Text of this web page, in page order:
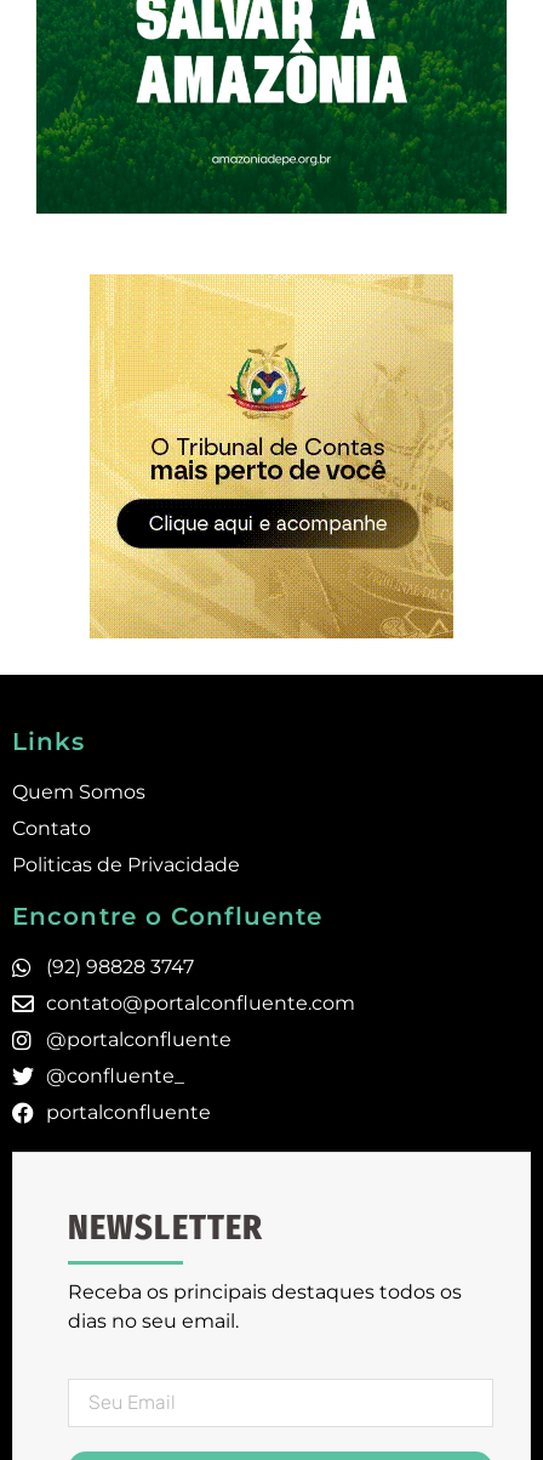
Links
Quem Somos
Contato
Politicas de Privacidade
Encontre o Confluente
(92) 98828 3747
contato@portalconfluente.com
@portalconfluente
@confluente_
portalconfluente
NEWSLETTER
Receba os principais destaques todos os
dias no seu email.